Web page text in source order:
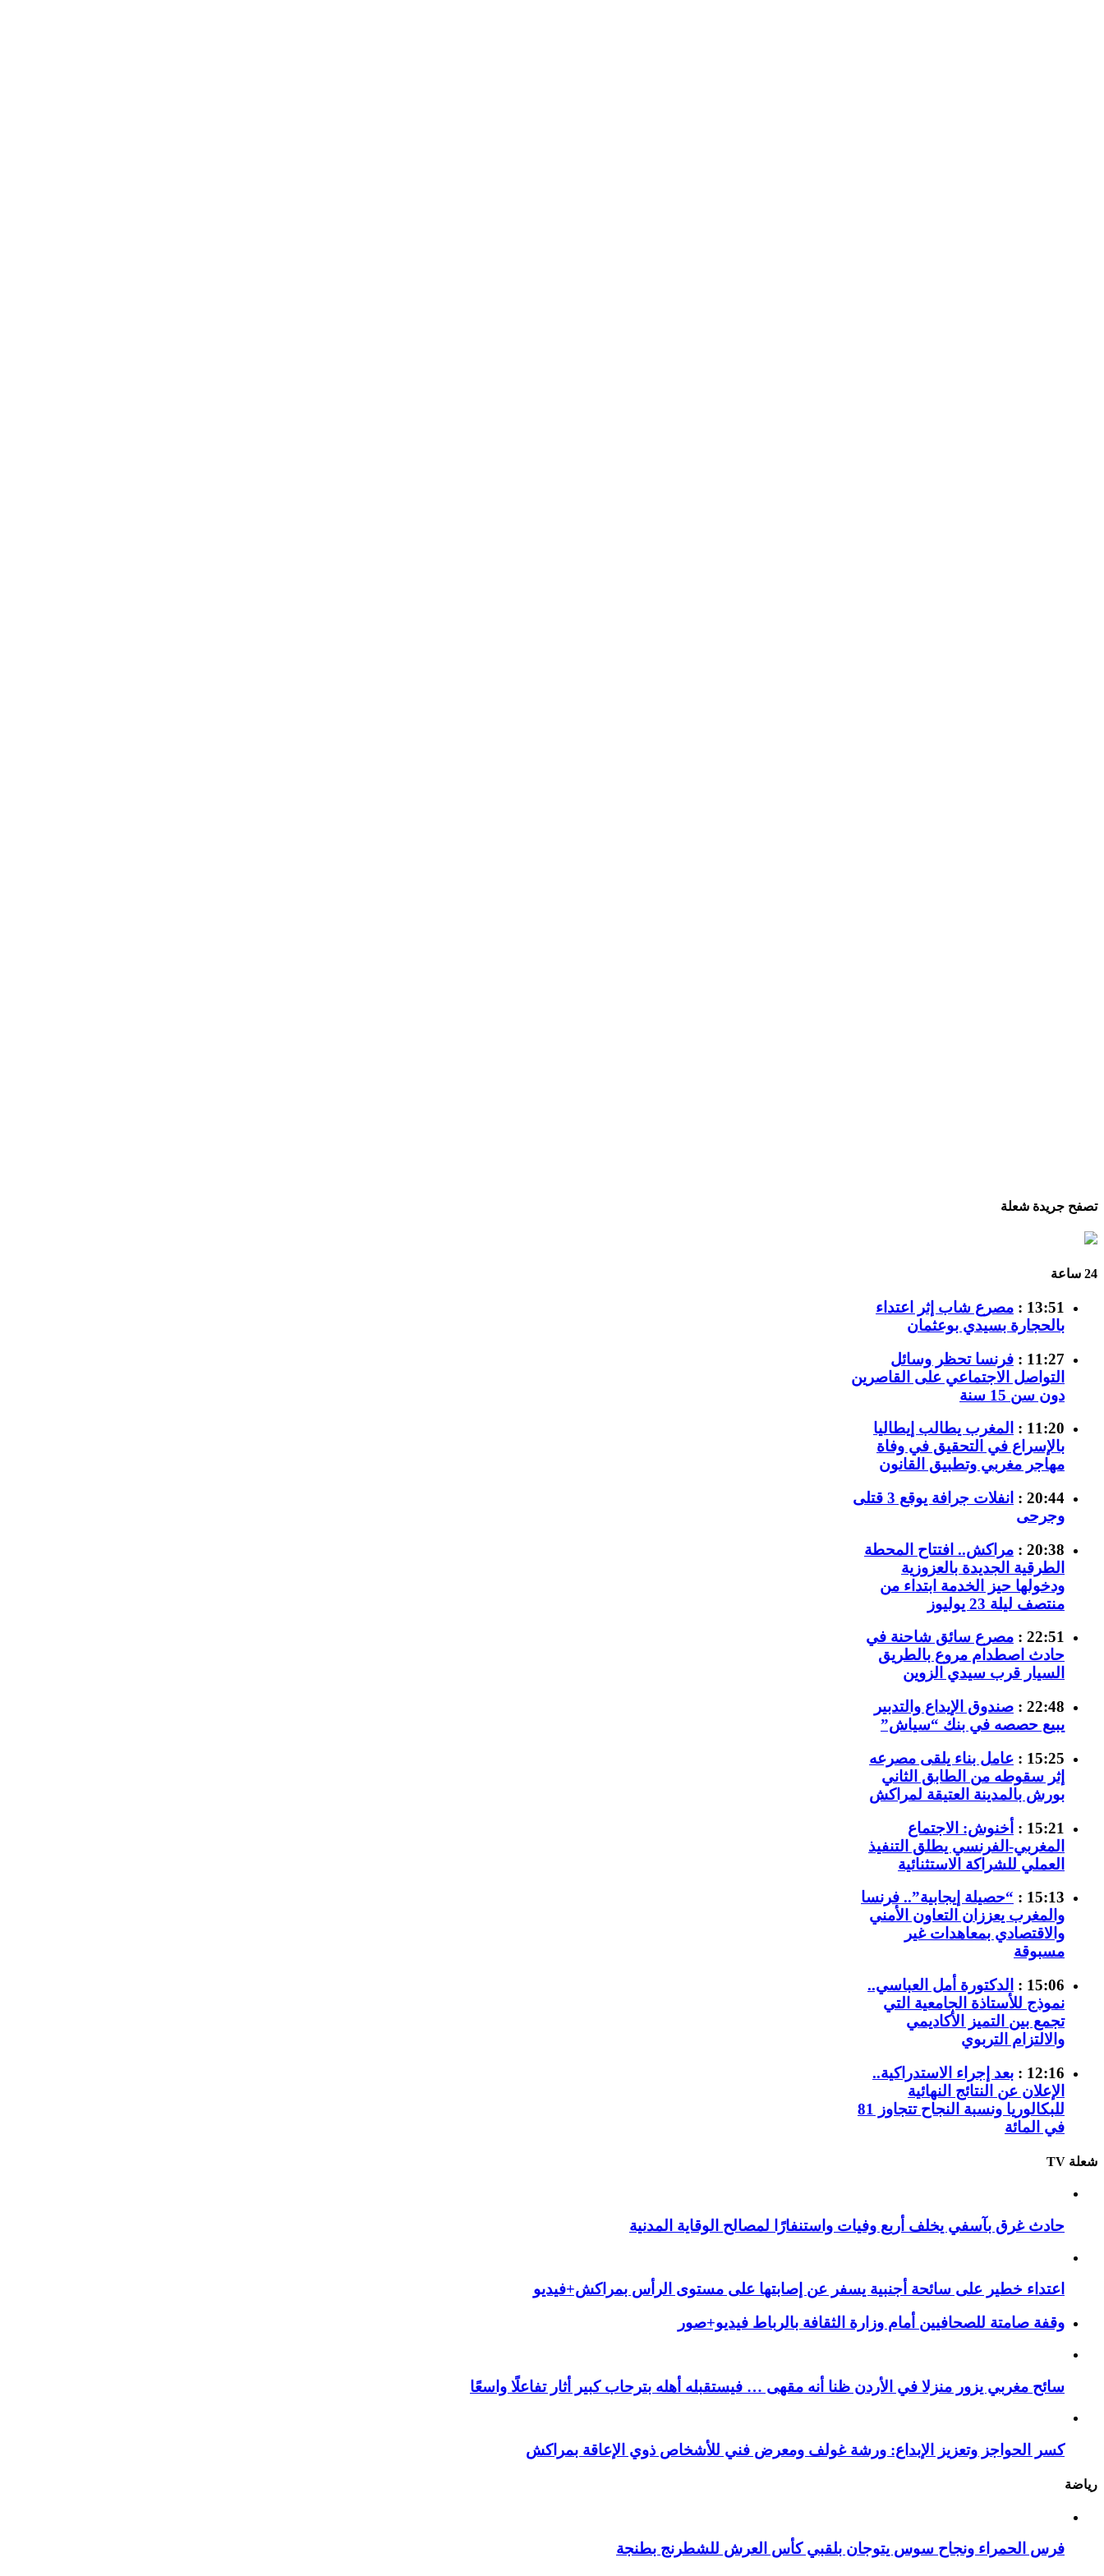
تصفح جريدة شعلة
24 ساعة
13:51 :
مصرع شاب إثر اعتداء
بالحجارة بسيدي بوعثمان
11:27 :
فرنسا تحظر وسائل
التواصل الاجتماعي على القاصرين
دون سن 15 سنة
11:20 :
المغرب يطالب إيطاليا
بالإسراع في التحقيق في وفاة
مهاجر مغربي وتطبيق القانون
20:44 :
انفلات جرافة يوقع 3 قتلى
وجرحى
20:38 :
مراكش.. افتتاح المحطة
الطرقية الجديدة بالعزوزية
ودخولها حيز الخدمة ابتداء من
منتصف ليلة 23 يوليوز
22:51 :
مصرع سائق شاحنة في
حادث اصطدام مروع بالطريق
السيار قرب سيدي الزوين
22:48 :
صندوق الإيداع والتدبير
يبيع حصصه في بنك “سياش”
15:25 :
عامل بناء يلقى مصرعه
إثر سقوطه من الطابق الثاني
بورش بالمدينة العتيقة لمراكش
15:21 :
أخنوش: الاجتماع
المغربي-الفرنسي يطلق التنفيذ
العملي للشراكة الاستثنائية
15:13 :
“حصيلة إيجابية”.. فرنسا
والمغرب يعززان التعاون الأمني
والاقتصادي بمعاهدات غير
مسبوقة
15:06 :
الدكتورة أمل العباسي..
نموذج للأستاذة الجامعية التي
تجمع بين التميز الأكاديمي
والالتزام التربوي
12:16 :
بعد إجراء الاستدراكية..
الإعلان عن النتائج النهائية
للبكالوريا ونسبة النجاح تتجاوز 81
في المائة
شعلة TV
حادث غرق بآسفي يخلف أربع وفيات واستنفارًا لمصالح الوقاية المدنية
اعتداء خطير على سائحة أجنبية يسفر عن إصابتها على مستوى الرأس بمراكش+فيديو
وقفة صامتة للصحافيين أمام وزارة الثقافة بالرباط فيديو+صور
سائح مغربي يزور منزلا في الأردن ظنا أنه مقهى … فيستقبله أهله بترحاب كبير أثار تفاعلًا واسعًا
كسر الحواجز وتعزيز الإبداع: ورشة غولف ومعرض فني للأشخاص ذوي الإعاقة بمراكش
رياضة
فرس الحمراء ونجاح سوس يتوجان بلقبي كأس العرش للشطرنج بطنجة